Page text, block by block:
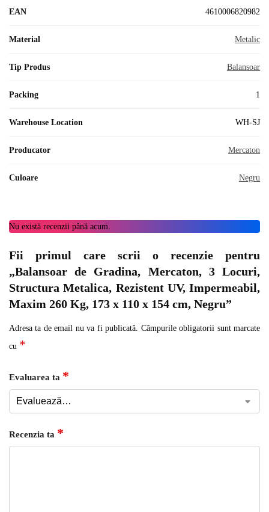
EAN 4610006820982
Material Metalic
Tip Produs Balansoar
Packing 1
Warehouse Location WH-SJ
Producator Mercaton
Culoare Negru
Nu există recenzii până acum.
Fii primul care scrii o recenzie pentru
„Balansoar de Gradina, Mercaton, 3 Locuri,
Structura Metalica, Rezistent UV, Impermeabil,
Maxim 260 Kg, 173 x 110 x 154 cm, Negru”
Adresa ta de email nu va fi publicată. Câmpurile obligatorii sunt marcate
cu *
Evaluarea ta *
Recenzia ta *